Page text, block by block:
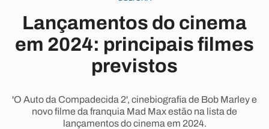
Lançamentos do cinema
em 2024: principais filmes
previstos
'O Auto da Compadecida 2', cinebiografia de Bob Marley e
novo filme da franquia Mad Max estão na lista de
lançamentos do cinema em 2024.